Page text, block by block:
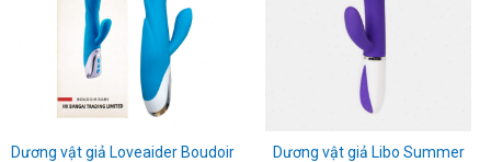
Dương vật giả Loveaider Boudoir
Dương vật giả Libo Summer